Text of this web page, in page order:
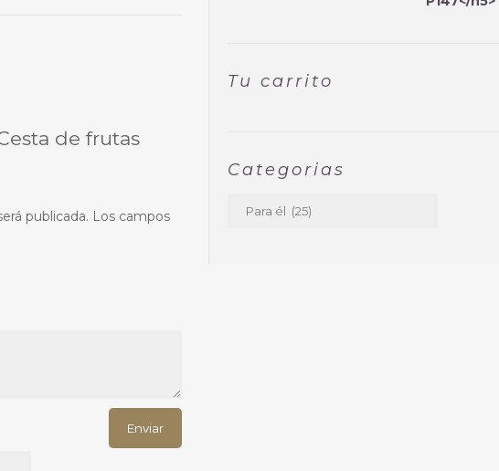
de frutas
publicada. Los campos
Tu carrito
Categorias